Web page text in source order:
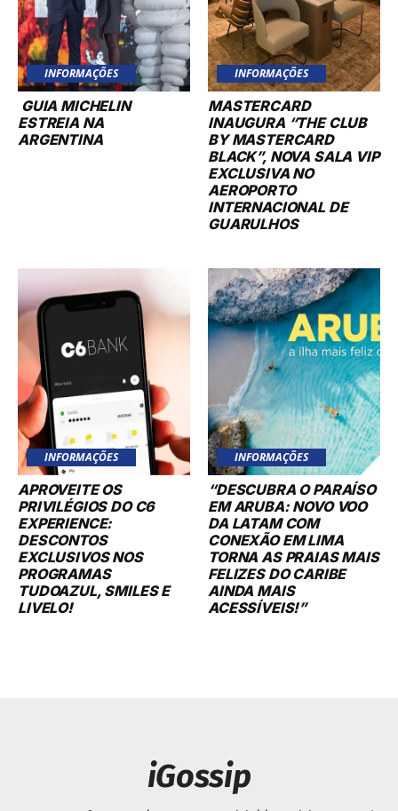
INFORMAÇÕES
GUIA MICHELIN
ESTREIA NA
ARGENTINA
INFORMAÇÕES
MASTERCARD
INAUGURA “THE CLUB
BY MASTERCARD
BLACK”, NOVA SALA VIP
EXCLUSIVA NO
AEROPORTO
INTERNACIONAL DE
GUARULHOS
INFORMAÇÕES
APROVEITE OS
PRIVILÉGIOS DO C6
EXPERIENCE:
DESCONTOS
EXCLUSIVOS NOS
PROGRAMAS
TUDOAZUL, SMILES E
LIVELO!
INFORMAÇÕES
“DESCUBRA O PARAÍSO
EM ARUBA: NOVO VOO
DA LATAM COM
CONEXÃO EM LIMA
TORNA AS PRAIAS MAIS
FELIZES DO CARIBE
AINDA MAIS
ACESSÍVEIS!”
iGossip